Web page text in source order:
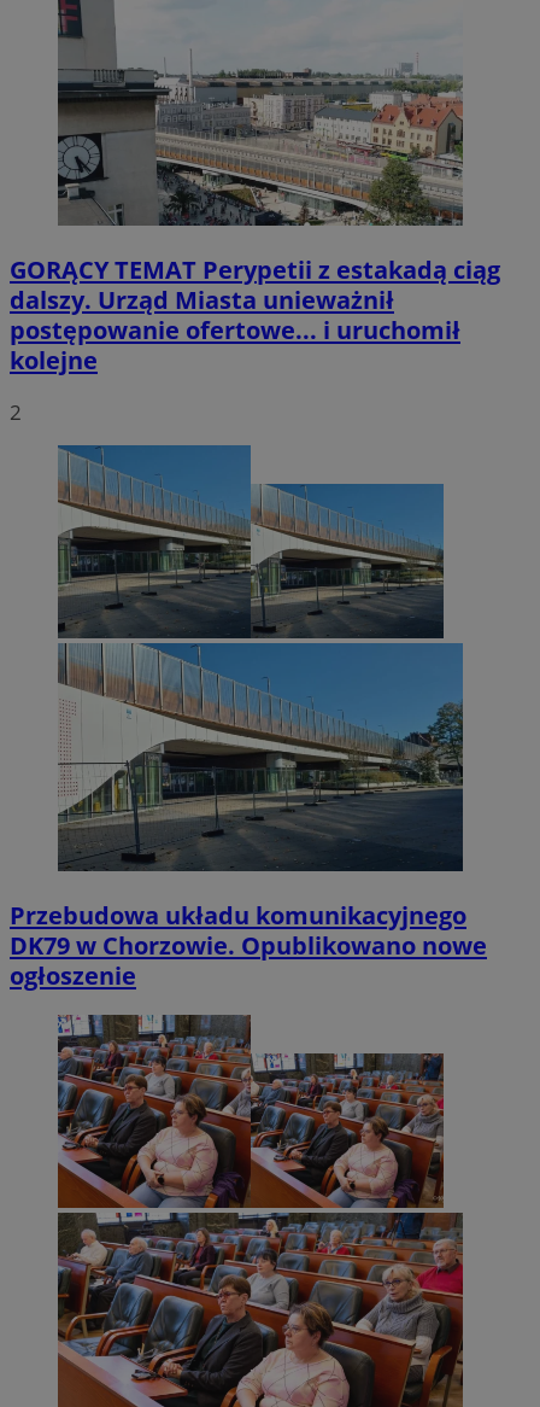
GORĄCY TEMAT Perypetii z estakadą ciąg
dalszy. Urząd Miasta unieważnił
postępowanie ofertowe... i uruchomił
kolejne
2
Przebudowa układu komunikacyjnego
DK79 w Chorzowie. Opublikowano nowe
ogłoszenie